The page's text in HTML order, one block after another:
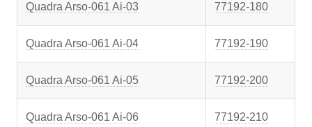
Quadra Arso-061 Ai-03 77192-180
Quadra Arso-061 Ai-04 77192-190
Quadra Arso-061 Ai-05 77192-200
Quadra Arso-061 Ai-06 77192-210